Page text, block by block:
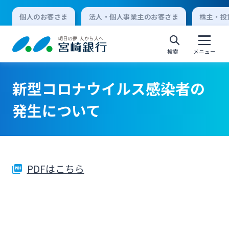
個人のお客さま 法人・個人事業主のお客さま 株主・
検索 メニュー
個人向けインターネットバンキング
ログオン
法人向けインターネットバンキング
新型コロナウイルス感染者の
発生について
PDFはこちら